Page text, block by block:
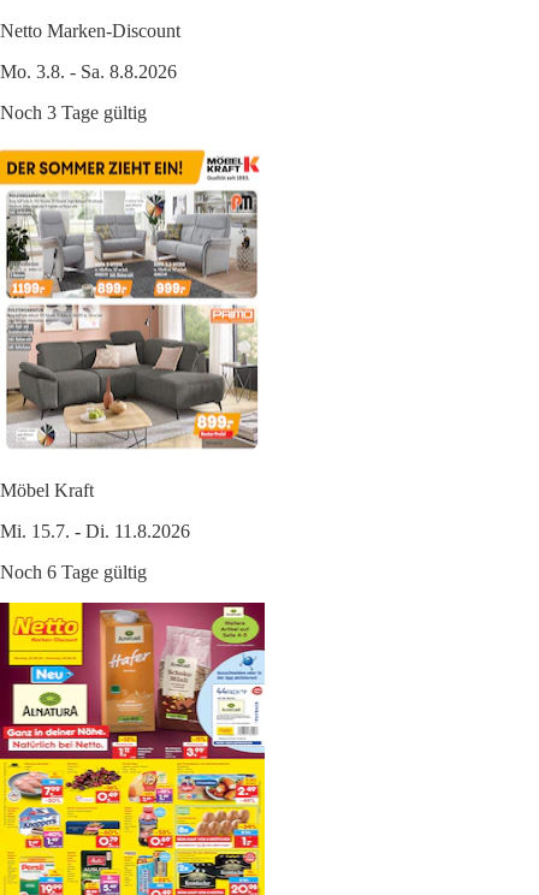
Netto Marken-Discount
Mo. 3.8. - Sa. 8.8.2026
Noch 3 Tage gültig
Möbel Kraft
Mi. 15.7. - Di. 11.8.2026
Noch 6 Tage gültig